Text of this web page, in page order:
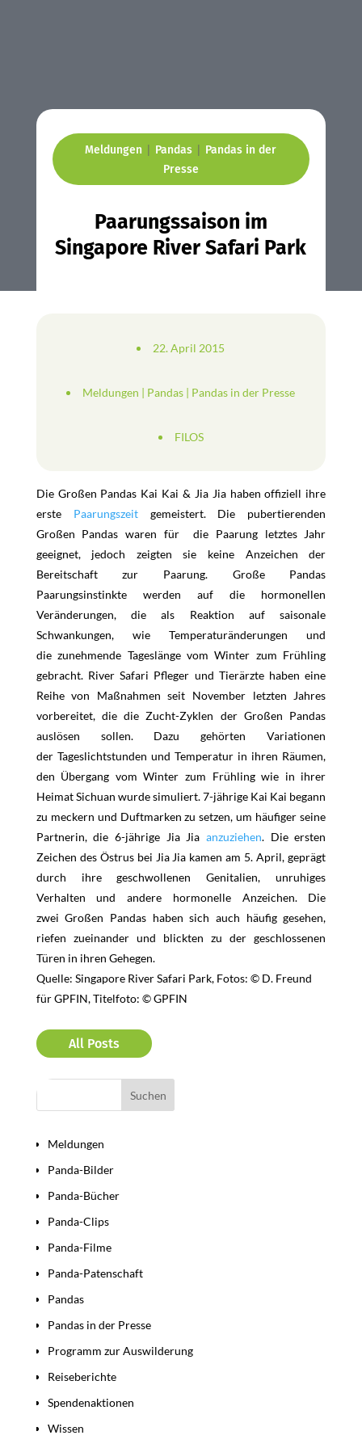
Meldungen | Pandas | Pandas in der
Presse
Paarungssaison im
Singapore River Safari Park
22. April 2015
Meldungen | Pandas | Pandas in der Presse
FILOS
Die Großen Pandas Kai Kai & Jia Jia haben offiziell ihre
erste Paarungszeitgemeistert. Die pubertierenden
Großen Pandas waren für die Paarung letztes Jahr
geeignet, jedoch zeigten sie keine Anzeichen der
Bereitschaft zur Paarung. Große Pandas
Paarungsinstinkte werden auf die hormonellen
Veränderungen, die als Reaktion auf saisonale
Schwankungen, wie Temperaturänderungen und
die zunehmende Tageslänge vom Winter zum Frühling
gebracht. River Safari Pfleger und Tierärzte haben eine
Reihe von Maßnahmen seit November letzten Jahres
vorbereitet, die die Zucht-Zyklen der Großen Pandas
auslösen sollen. Dazu gehörten Variationen
der Tageslichtstunden und Temperatur in ihren Räumen,
den Übergang vom Winter zum Frühling wie in ihrer
Heimat Sichuan wurde simuliert. 7-jährige Kai Kai begann
zu meckern und Duftmarken zu setzen, um häufiger seine
Partnerin, die 6-jährige Jia Jia anzuziehen. Die ersten
Zeichen des Östrus bei Jia Jia kamen am 5. April, geprägt
durch ihre geschwollenen Genitalien, unruhiges
Verhalten und andere hormonelle Anzeichen. Die
zwei Großen Pandas haben sich auch häufig gesehen,
riefen zueinander und blickten zu der geschlossenen
Türen in ihren Gehegen.
Quelle: Singapore River Safari Park, Fotos: © D. Freund
für GPFIN, Titelfoto: © GPFIN
All Posts
Meldungen
Panda-Bilder
Panda-Bücher
Panda-Clips
Panda-Filme
Panda-Patenschaft
Pandas
Pandas in der Presse
Programm zur Auswilderung
Reiseberichte
Spendenaktionen
Wissen